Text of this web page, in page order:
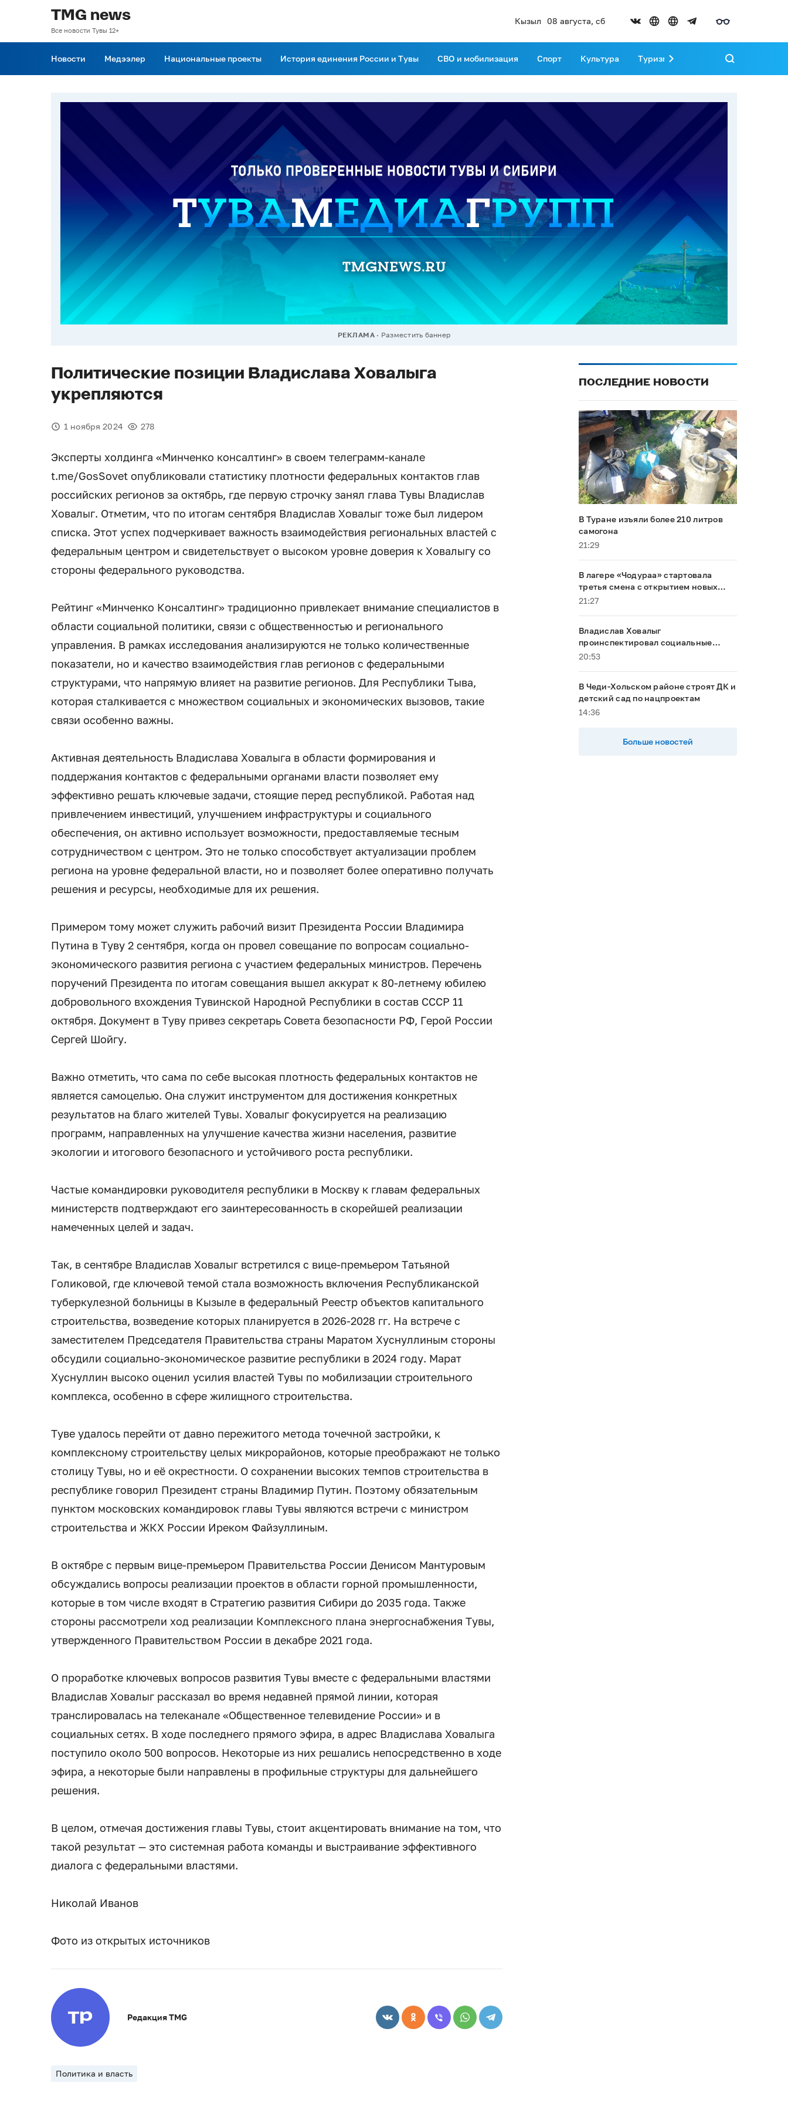
TMG news
Все новости Тувы 12+
Кызыл 08 августа, сб
Новости Медээлер Национальные проекты История единения России и Тувы СВО и мобилизация Спорт Культура Туризм Развитие Тувы
РЕКЛАМА Разместить баннер
Политические позиции Владислава Ховалыга
укрепляются
1 ноября 2024 278
Эксперты холдинга «Минченко консалтинг» в своем телеграмм-канале
t.me/GosSovet опубликовали статистику плотности федеральных контактов глав
российских регионов за октябрь, где первую строчку занял глава Тувы Владислав
Ховалыг. Отметим, что по итогам сентября Владислав Ховалыг тоже был лидером
списка. Этот успех подчеркивает важность взаимодействия региональных властей с
федеральным центром и свидетельствует о высоком уровне доверия к Ховалыгу со
стороны федерального руководства.
Рейтинг «Минченко Консалтинг» традиционно привлекает внимание специалистов в
области социальной политики, связи с общественностью и регионального
управления. В рамках исследования анализируются не только количественные
показатели, но и качество взаимодействия глав регионов с федеральными
структурами, что напрямую влияет на развитие регионов. Для Республики Тыва,
которая сталкивается с множеством социальных и экономических вызовов, такие
связи особенно важны.
Активная деятельность Владислава Ховалыга в области формирования и
поддержания контактов с федеральными органами власти позволяет ему
эффективно решать ключевые задачи, стоящие перед республикой. Работая над
привлечением инвестиций, улучшением инфраструктуры и социального
обеспечения, он активно использует возможности, предоставляемые тесным
сотрудничеством с центром. Это не только способствует актуализации проблем
региона на уровне федеральной власти, но и позволяет более оперативно получать
решения и ресурсы, необходимые для их решения.
Примером тому может служить рабочий визит Президента России Владимира
Путина в Туву 2 сентября, когда он провел совещание по вопросам социально-
экономического развития региона с участием федеральных министров. Перечень
поручений Президента по итогам совещания вышел аккурат к 80-летнему юбилею
добровольного вхождения Тувинской Народной Республики в состав СССР 11
октября. Документ в Туву привез секретарь Совета безопасности РФ, Герой России
Сергей Шойгу.
Важно отметить, что сама по себе высокая плотность федеральных контактов не
является самоцелью. Она служит инструментом для достижения конкретных
результатов на благо жителей Тувы. Ховалыг фокусируется на реализацию
программ, направленных на улучшение качества жизни населения, развитие
экологии и итогового безопасного и устойчивого роста республики.
Частые командировки руководителя республики в Москву к главам федеральных
министерств подтверждают его заинтересованность в скорейшей реализации
намеченных целей и задач.
Так, в сентябре Владислав Ховалыг встретился с вице-премьером Татьяной
Голиковой, где ключевой темой стала возможность включения Республиканской
туберкулезной больницы в Кызыле в федеральный Реестр объектов капитального
строительства, возведение которых планируется в 2026-2028 гг. На встрече с
заместителем Председателя Правительства страны Маратом Хуснуллиным стороны
обсудили социально-экономическое развитие республики в 2024 году. Марат
Хуснуллин высоко оценил усилия властей Тувы по мобилизации строительного
комплекса, особенно в сфере жилищного строительства.
Туве удалось перейти от давно пережитого метода точечной застройки, к
комплексному строительству целых микрорайонов, которые преображают не только
столицу Тувы, но и её окрестности. О сохранении высоких темпов строительства в
республике говорил Президент страны Владимир Путин. Поэтому обязательным
пунктом московских командировок главы Тувы являются встречи с министром
строительства и ЖКХ России Иреком Файзуллиным.
В октябре с первым вице-премьером Правительства России Денисом Мантуровым
обсуждались вопросы реализации проектов в области горной промышленности,
которые в том числе входят в Стратегию развития Сибири до 2035 года. Также
стороны рассмотрели ход реализации Комплексного плана энергоснабжения Тувы,
утвержденного Правительством России в декабре 2021 года.
О проработке ключевых вопросов развития Тувы вместе с федеральными властями
Владислав Ховалыг рассказал во время недавней прямой линии, которая
транслировалась на телеканале «Общественное телевидение России» и в
социальных сетях. В ходе последнего прямого эфира, в адрес Владислава Ховалыга
поступило около 500 вопросов. Некоторые из них решались непосредственно в ходе
эфира, а некоторые были направлены в профильные структуры для дальнейшего
решения.
В целом, отмечая достижения главы Тувы, стоит акцентировать внимание на том, что
такой результат — это системная работа команды и выстраивание эффективного
диалога с федеральными властями.
Николай Иванов
Фото из открытых источников
Редакция TMG
Политика и власть
ПОСЛЕДНИЕ НОВОСТИ
В Туране изъяли более 210 литров
самогона
21:29
В лагере «Чодураа» стартовала
третья смена с открытием новых
корпусов
21:27
Владислав Ховалыг
проинспектировал социальные
объекты в Тандинском районе
20:53
В Чеди-Хольском районе строят ДК и
детский сад по нацпроектам
14:36
Больше новостей